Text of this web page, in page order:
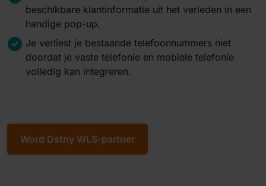
beschikbare klantinformatie uit het verleden in een
handige pop-up.
Je verliest je bestaande telefoonnummers niet
doordat je vaste telefonie en mobiele telefonie
volledig kan integreren.
Word Dstny WLS-partner